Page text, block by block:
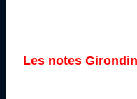
Les notes